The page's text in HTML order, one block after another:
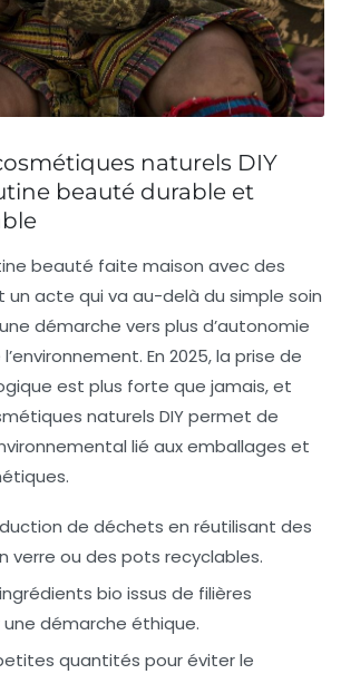
naturels DIY
beauté durable et
beauté faite maison avec des
un acte qui va au-delà du simple soin
démarche vers plus d’autonomie
En 2025, la prise de
est plus forte que jamais, et
naturels DIY permet de
lié aux emballages et
de déchets en réutilisant des
verre ou des pots recyclables.
bio issus de filières
démarche éthique.
quantités pour éviter le